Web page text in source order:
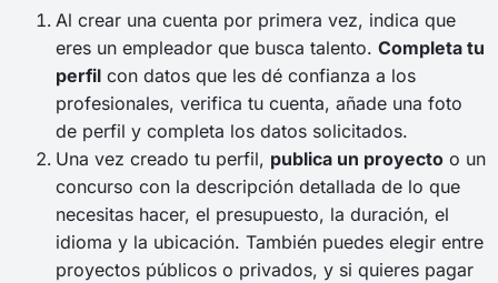
Al crear una cuenta por primera vez, indica que
eres un empleador que busca talento. Completa tu
perfil con datos que les dé confianza a los
profesionales, verifica tu cuenta, añade una foto
de perfil y completa los datos solicitados.
Una vez creado tu perfil, publica un proyecto o un
concurso con la descripción detallada de lo que
necesitas hacer, el presupuesto, la duración, el
idioma y la ubicación. También puedes elegir entre
proyectos públicos o privados, y si quieres pagar